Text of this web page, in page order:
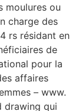
moulures ou
charge des
rs résidant en
de
pour la
affaires
– www.
drawing qui